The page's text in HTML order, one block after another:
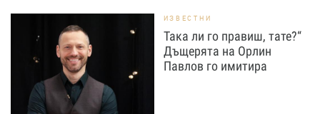
ИЗВЕСТНИ
Така ли го правиш, тате?“
Дъщерята на Орлин
Павлов го имитира